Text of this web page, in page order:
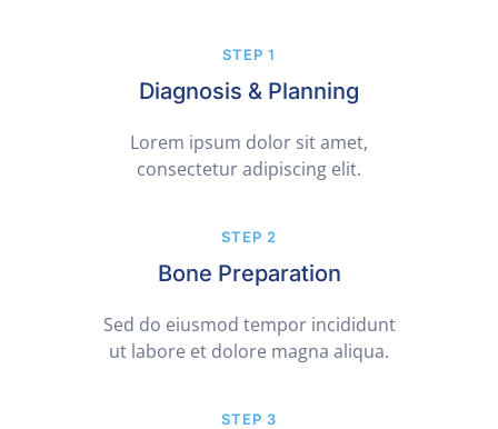
STEP 1
Diagnosis & Planning
Lorem ipsum dolor sit amet,
consectetur adipiscing elit.
STEP 2
Bone Preparation
Sed do eiusmod tempor incididunt
ut labore et dolore magna aliqua.
STEP 3